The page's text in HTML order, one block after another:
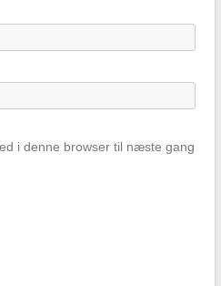
i denne browser til næste gang